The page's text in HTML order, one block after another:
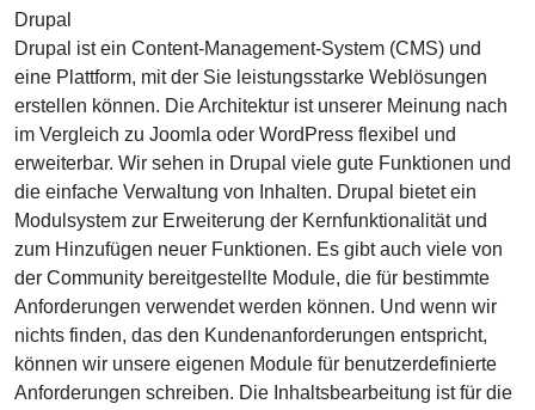
Drupal
Drupal ist ein Content-Management-System (CMS) und
eine Plattform, mit der Sie leistungsstarke Weblösungen
erstellen können. Die Architektur ist unserer Meinung nach
im Vergleich zu Joomla oder WordPress flexibel und
erweiterbar. Wir sehen in Drupal viele gute Funktionen und
die einfache Verwaltung von Inhalten. Drupal bietet ein
Modulsystem zur Erweiterung der Kernfunktionalität und
zum Hinzufügen neuer Funktionen. Es gibt auch viele von
der Community bereitgestellte Module, die für bestimmte
Anforderungen verwendet werden können. Und wenn wir
nichts finden, das den Kundenanforderungen entspricht,
können wir unsere eigenen Module für benutzerdefinierte
Anforderungen schreiben. Die Inhaltsbearbeitung ist für die